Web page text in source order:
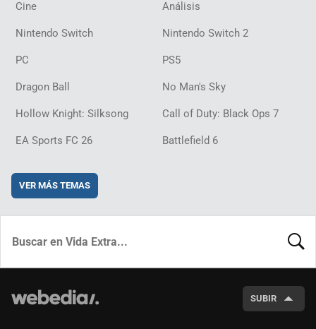
Cine Análisis
Nintendo Switch Nintendo Switch 2
PC PS5
Dragon Ball No Man's Sky
Hollow Knight: Silksong Call of Duty: Black Ops 7
EA Sports FC 26 Battlefield 6
VER MÁS TEMAS
SUBIR